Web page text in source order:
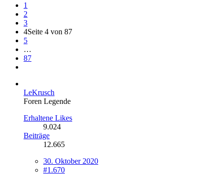
1
2
3
4Seite 4 von 87
5
…
87
LeKrusch
Foren Legende
Erhaltene Likes
9.024
Beiträge
12.665
30. Oktober 2020
#1.670